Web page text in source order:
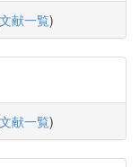
文献一覧)
文献一覧)